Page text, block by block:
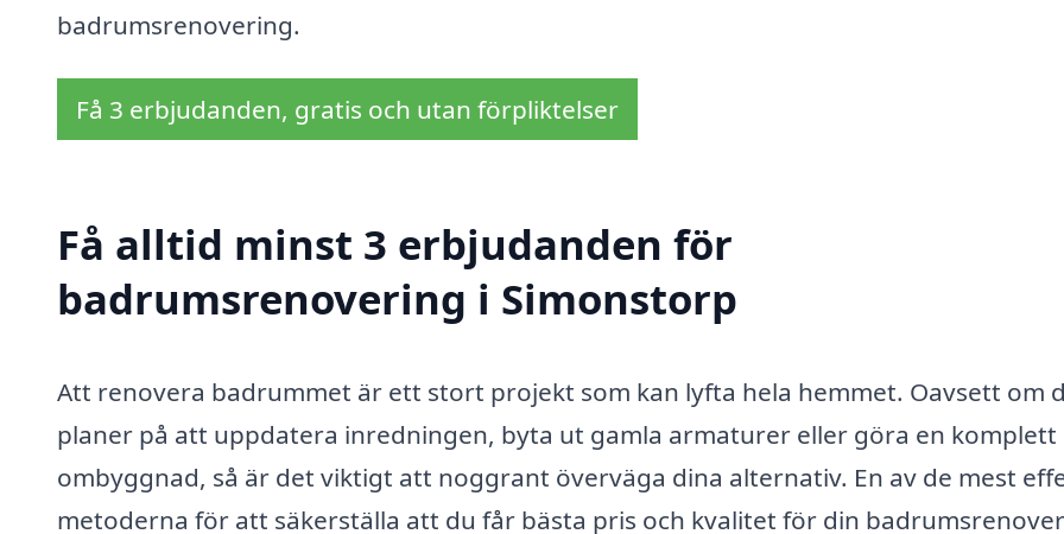
badrumsrenovering.
Få 3 erbjudanden, gratis och utan förpliktelser
Få alltid minst 3 erbjudanden för
badrumsrenovering i Simonstorp
Att renovera badrummet är ett stort projekt som kan lyfta hela hemmet. Oavsett om
planer på att uppdatera inredningen, byta ut gamla armaturer eller göra en komplett
ombyggnad, så är det viktigt att noggrant överväga dina alternativ. En av de mest
metoderna för att säkerställa att du får bästa pris och kvalitet för din